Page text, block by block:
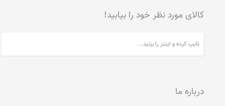
کالای مورد نظر خود را بیابید!
درباره ما